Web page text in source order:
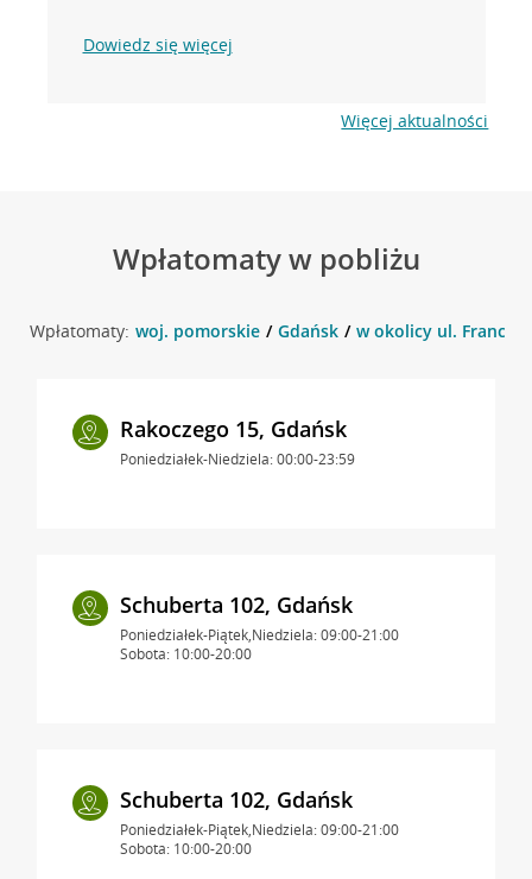
Dowiedz się więcej
Więcej aktualności
Wpłatomaty w pobliżu
Wpłatomaty: woj. pomorskie Gdańsk w okolicy ul.
Rakoczego 15, Gdańsk
Poniedziałek-Niedziela: 00:00-23:59
Schuberta 102, Gdańsk
Poniedziałek-Piątek,Niedziela: 09:00-21:00
Sobota: 10:00-20:00
Schuberta 102, Gdańsk
Poniedziałek-Piątek,Niedziela: 09:00-21:00
Sobota: 10:00-20:00